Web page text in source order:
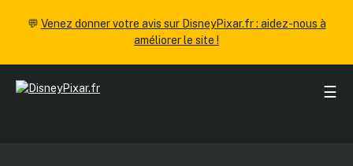
💬 Venez donner votre avis sur DisneyPixar.fr : aidez-nous à
améliorer le site !
☰